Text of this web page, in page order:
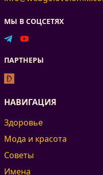
МЫ В СОЦСЕТЯХ
ПАРТНЕРЫ
НАВИГАЦИЯ
Здоровье
Мода и красота
Советы
Имена